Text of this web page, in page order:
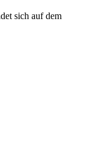
sich auf dem